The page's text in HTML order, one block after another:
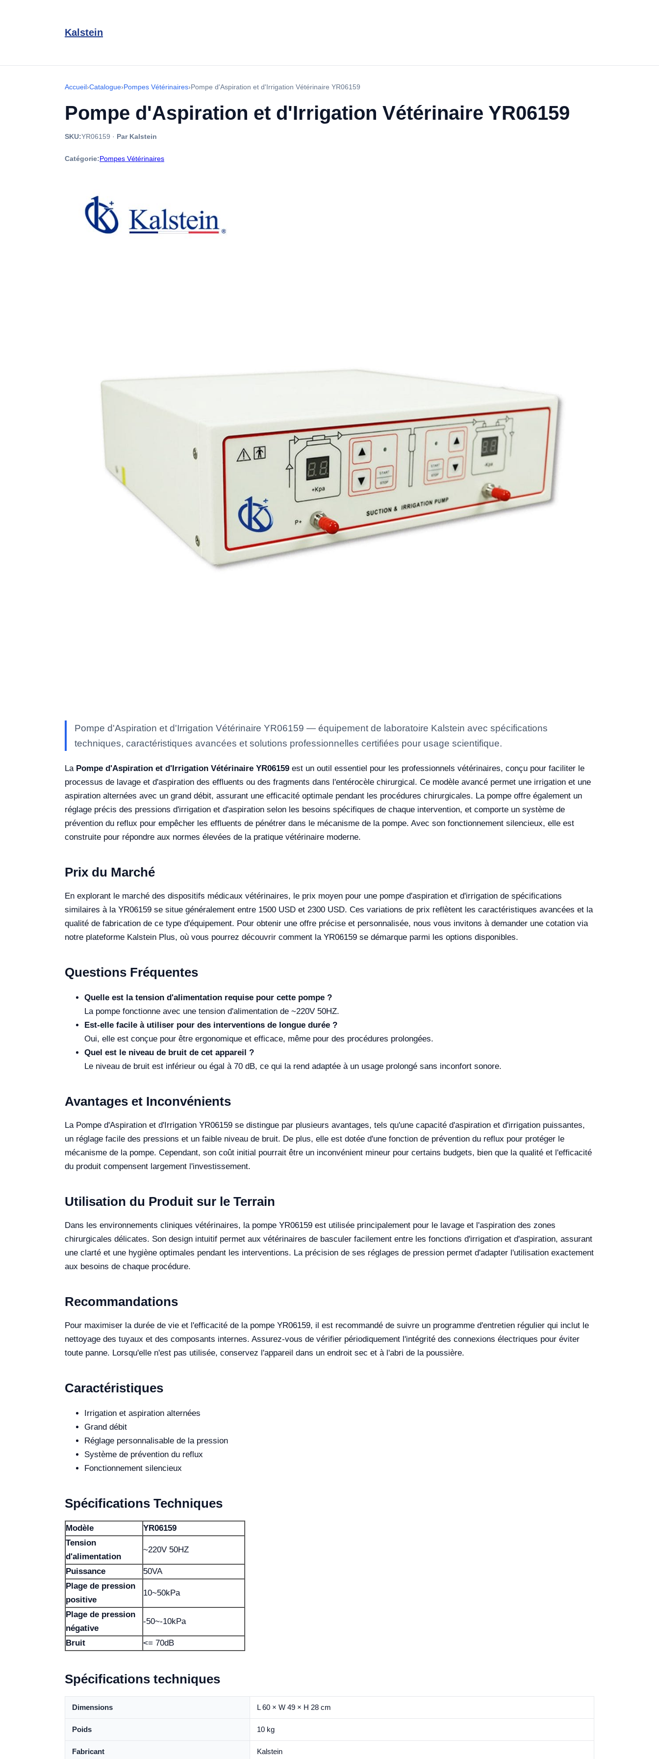
Kalstein
Accueil›Catalogue›Pompes Vétérinaires›Pompe d'Aspiration et d'Irrigation Vétérinaire YR06159
Pompe d'Aspiration et d'Irrigation Vétérinaire YR06159
SKU:YR06159 · Par Kalstein
Catégorie:Pompes Vétérinaires
Pompe d'Aspiration et d'Irrigation Vétérinaire YR06159 — équipement de laboratoire Kalstein avec spécifications
techniques, caractéristiques avancées et solutions professionnelles certifiées pour usage scientifique.
La Pompe d'Aspiration et d'Irrigation Vétérinaire YR06159 est un outil essentiel pour les professionnels vétérinaires, conçu pour faciliter le
processus de lavage et d'aspiration des effluents ou des fragments dans l'entérocèle chirurgical. Ce modèle avancé permet une irrigation et une
aspiration alternées avec un grand débit, assurant une efficacité optimale pendant les procédures chirurgicales. La pompe offre également un
réglage précis des pressions d'irrigation et d'aspiration selon les besoins spécifiques de chaque intervention, et comporte un système de
prévention du reflux pour empêcher les effluents de pénétrer dans le mécanisme de la pompe. Avec son fonctionnement silencieux, elle est
construite pour répondre aux normes élevées de la pratique vétérinaire moderne.
Prix du Marché
En explorant le marché des dispositifs médicaux vétérinaires, le prix moyen pour une pompe d'aspiration et d'irrigation de spécifications
similaires à la YR06159 se situe généralement entre 1500 USD et 2300 USD. Ces variations de prix reflètent les caractéristiques avancées et la
qualité de fabrication de ce type d'équipement. Pour obtenir une offre précise et personnalisée, nous vous invitons à demander une cotation via
notre plateforme Kalstein Plus, où vous pourrez découvrir comment la YR06159 se démarque parmi les options disponibles.
Questions Fréquentes
Quelle est la tension d'alimentation requise pour cette pompe ?
La pompe fonctionne avec une tension d'alimentation de ~220V 50HZ.
Est-elle facile à utiliser pour des interventions de longue durée ?
Oui, elle est conçue pour être ergonomique et efficace, même pour des procédures prolongées.
Quel est le niveau de bruit de cet appareil ?
Le niveau de bruit est inférieur ou égal à 70 dB, ce qui la rend adaptée à un usage prolongé sans inconfort sonore.
Avantages et Inconvénients
La Pompe d'Aspiration et d'Irrigation YR06159 se distingue par plusieurs avantages, tels qu'une capacité d'aspiration et d'irrigation puissantes,
un réglage facile des pressions et un faible niveau de bruit. De plus, elle est dotée d'une fonction de prévention du reflux pour protéger le
mécanisme de la pompe. Cependant, son coût initial pourrait être un inconvénient mineur pour certains budgets, bien que la qualité et l'efficacité
du produit compensent largement l'investissement.
Utilisation du Produit sur le Terrain
Dans les environnements cliniques vétérinaires, la pompe YR06159 est utilisée principalement pour le lavage et l'aspiration des zones
chirurgicales délicates. Son design intuitif permet aux vétérinaires de basculer facilement entre les fonctions d'irrigation et d'aspiration, assurant
une clarté et une hygiène optimales pendant les interventions. La précision de ses réglages de pression permet d'adapter l'utilisation exactement
aux besoins de chaque procédure.
Recommandations
Pour maximiser la durée de vie et l'efficacité de la pompe YR06159, il est recommandé de suivre un programme d'entretien régulier qui inclut le
nettoyage des tuyaux et des composants internes. Assurez-vous de vérifier périodiquement l'intégrité des connexions électriques pour éviter
toute panne. Lorsqu'elle n'est pas utilisée, conservez l'appareil dans un endroit sec et à l'abri de la poussière.
Caractéristiques
Irrigation et aspiration alternées
Grand débit
Réglage personnalisable de la pression
Système de prévention du reflux
Fonctionnement silencieux
Spécifications Techniques
Modèle
YR06159
Tension
d'alimentation
~220V 50HZ
Puissance
50VA
Plage de pression
positive
10~50kPa
Plage de pression
négative
-50~-10kPa
Bruit <= 70dB
Spécifications techniques
Dimensions L 60 × W 49 × H 28 cm
Poids 10 kg
Fabricant Kalstein